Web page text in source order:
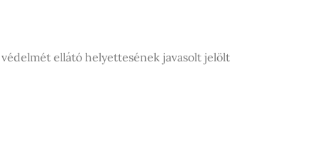
ellátó helyettesének javasolt jelölt